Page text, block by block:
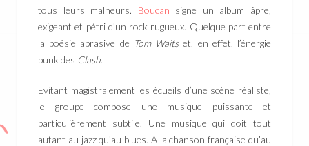
tous leurs malheurs. Boucan signe un album âpre,
exigeant et pétri d’un rock rugueux. Quelque part entre
la poésie abrasive de Tom Waitset, en effet, l’énergie
punk des Clash.
Evitant magistralement les écueils d’une scène réaliste,
le groupe compose une musique puissante et
particulièrement subtile. Une musique qui doit tout
autant au jazz qu’au blues. A la chanson française qu’au